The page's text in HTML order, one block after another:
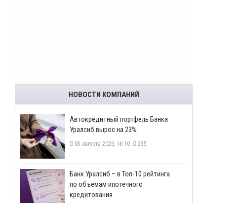
НОВОСТИ КОМПАНИЙ
​Автокредитный портфель Банка
Уралсиб вырос на 23%
05 августа 2026, 16:10 235
​Банк Уралсиб – в Топ-10 рейтинга
по объемам ипотечного
кредитования